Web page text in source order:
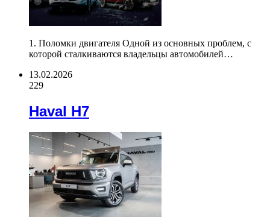
1. Поломки двигателя Одной из основных проблем, с
которой сталкиваются владельцы автомобилей…
13.02.2026
229
Haval H7